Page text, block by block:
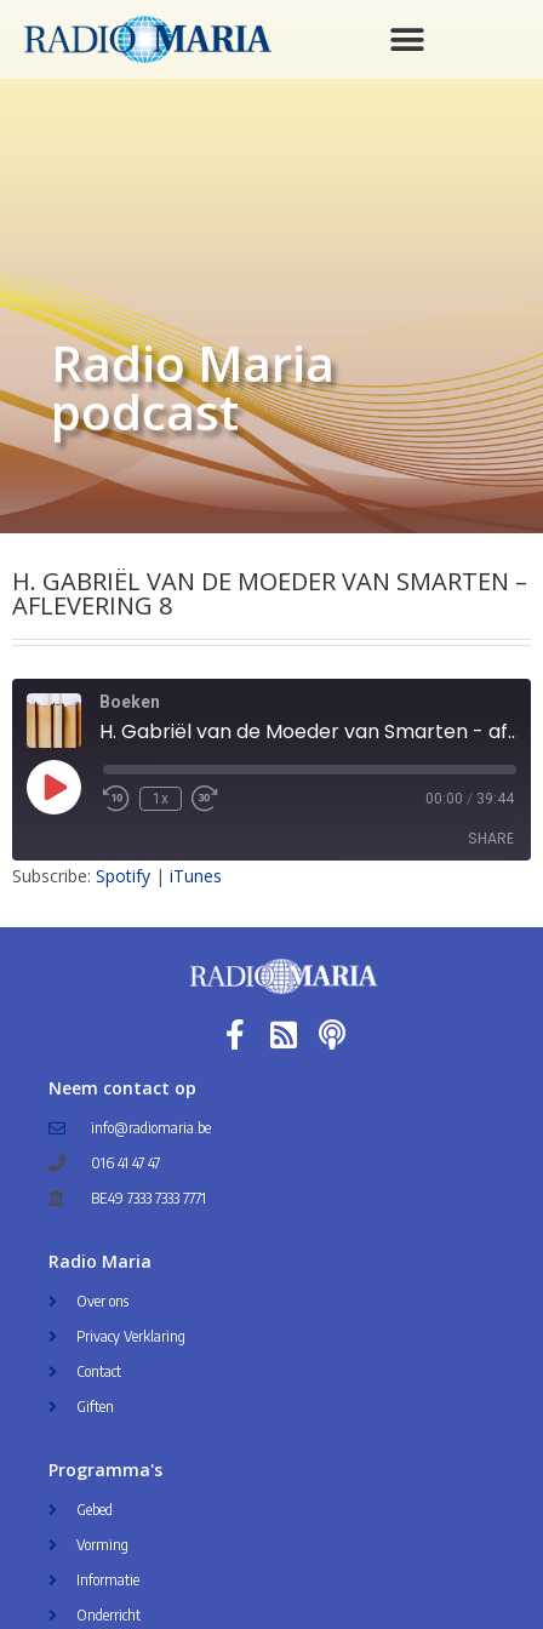
Radio Maria
podcast
H. GABRIËL VAN DE MOEDER VAN SMARTEN –
AFLEVERING 8
Boeken
H. Gabriël van de Moeder van Smarten - aflevering 8
1x 00:00 / 39:44
SHARE
Subscribe: Spotify | iTunes
Neem contact op
info@radiomaria.be
016 41 47 47
BE49 7333 7333 7771
Radio Maria
Over ons
Privacy Verklaring
Contact
Giften
Programma's
Gebed
Vorming
Informatie
Onderricht